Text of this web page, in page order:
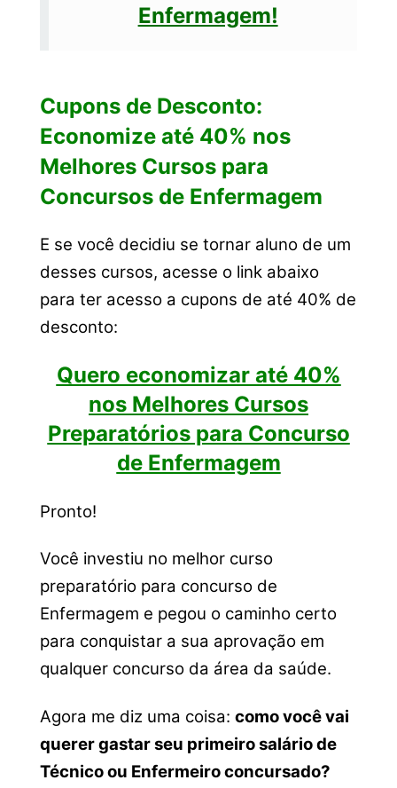
Enfermagem!
Cupons de Desconto:
Economize até 40% nos
Melhores Cursos para
Concursos de Enfermagem
E se você decidiu se tornar aluno de um
desses cursos, acesse o link abaixo
para ter acesso a cupons de até 40% de
desconto:
Quero economizar até 40%
nos Melhores Cursos
Preparatórios para Concurso
de Enfermagem
Pronto!
Você investiu no melhor curso
preparatório para concurso de
Enfermagem e pegou o caminho certo
para conquistar a sua aprovação em
qualquer concurso da área da saúde.
Agora me diz uma coisa: como você vai
querer gastar seu primeiro salário de
Técnico ou Enfermeiro concursado?